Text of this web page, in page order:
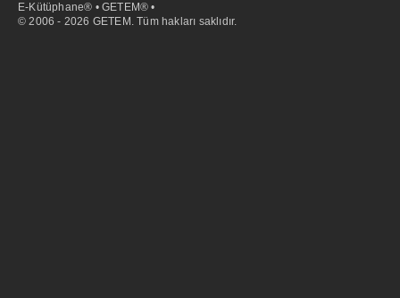
E-Kütüphane® • GETEM® •
© 2006 - 2026 GETEM. Tüm hakları saklıdır.